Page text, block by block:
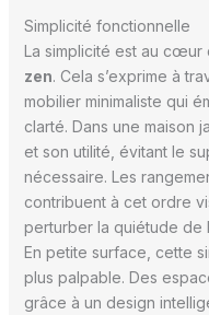
Simplicité fonctionnelle
La simplicité est au cœur
zen. Cela s’exprime à
mobilier minimaliste qui
clarté. Dans une maison
et son utilité, évitant le
nécessaire. Les
contribuent à cet ordre
perturber la quiétude de
En petite surface, cette
plus palpable. Des
grâce à un design